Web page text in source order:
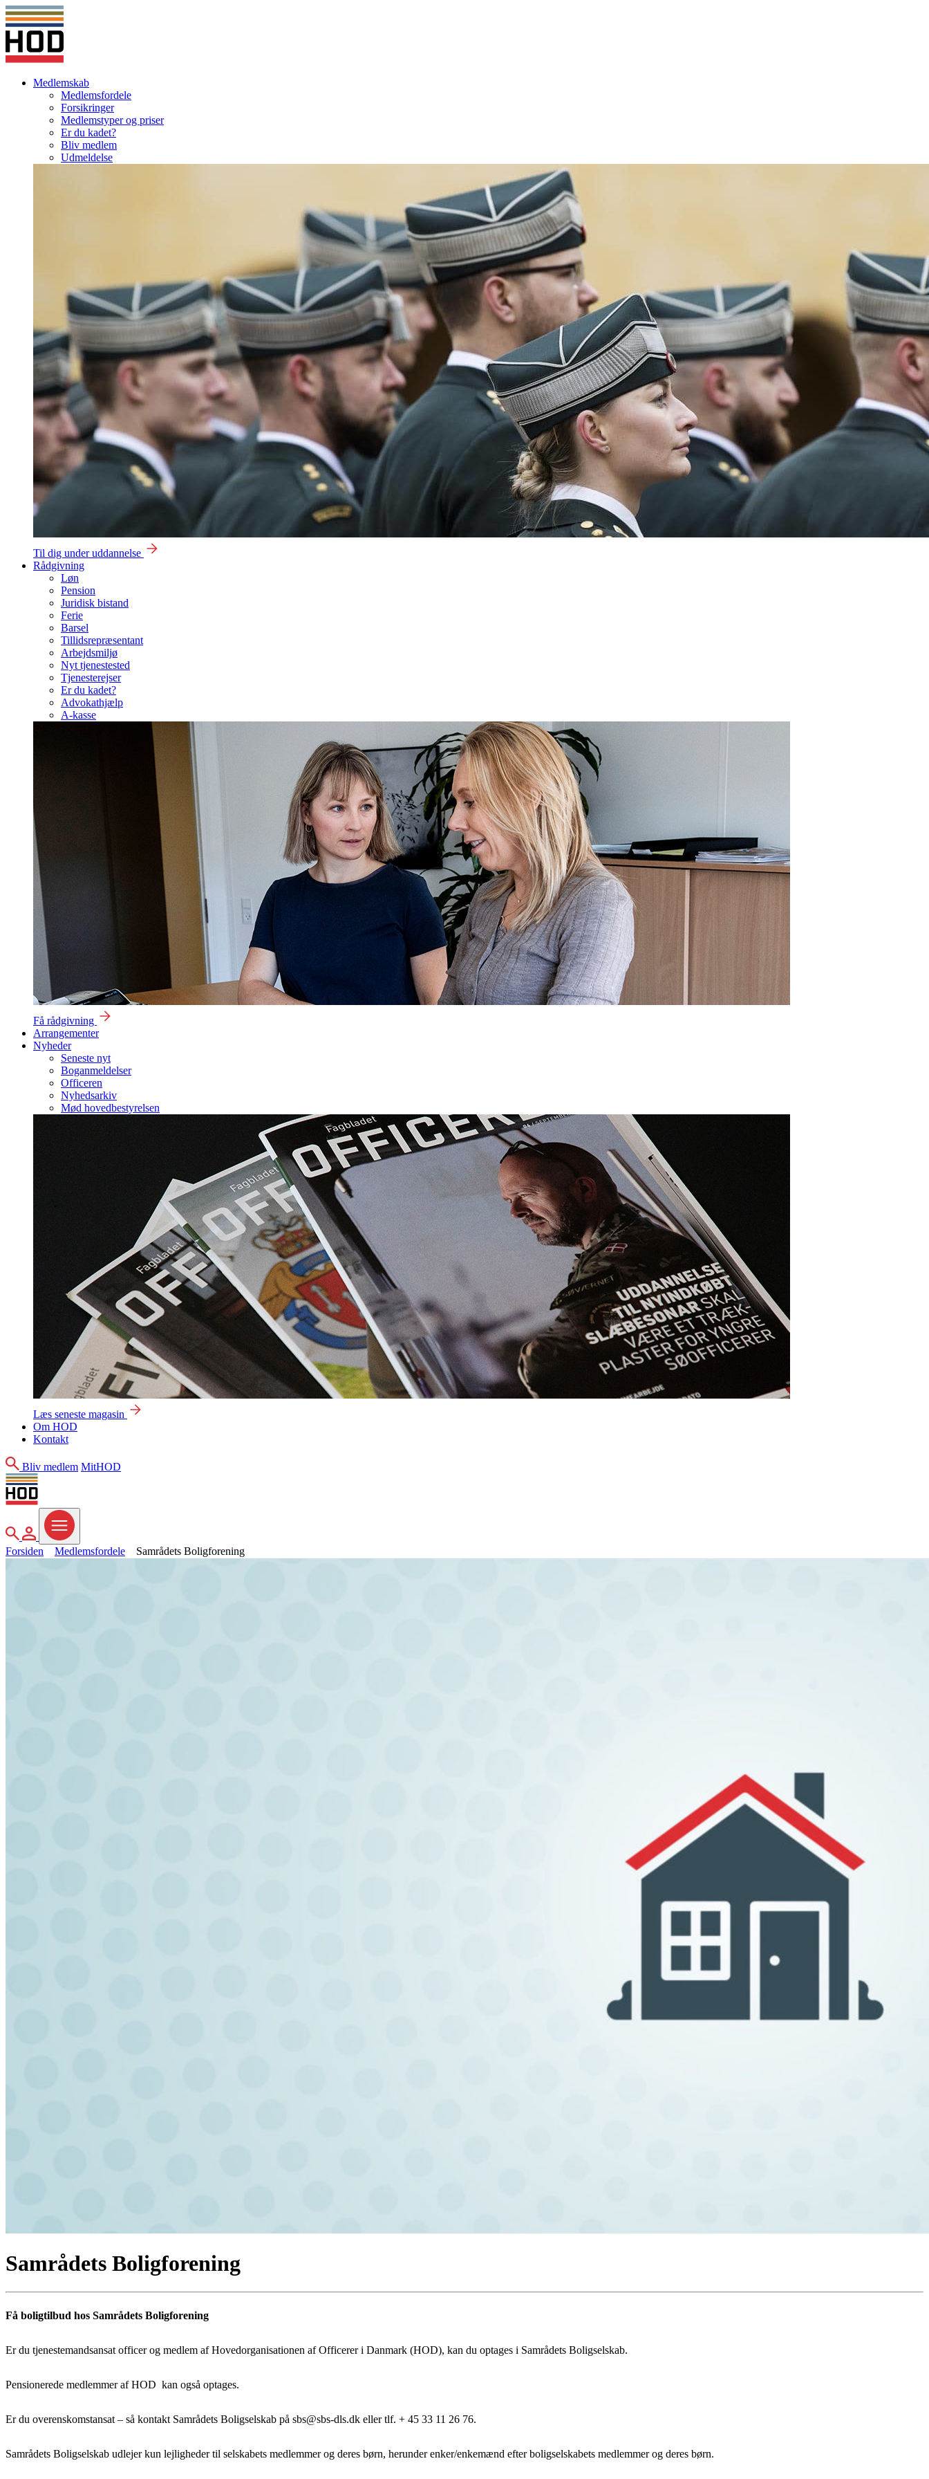
Medlemskab
Medlemsfordele
Forsikringer
Medlemstyper og priser
Er du kadet?
Bliv medlem
Udmeldelse
Til dig under uddannelse
Rådgivning
Løn
Pension
Juridisk bistand
Ferie
Barsel
Tillidsrepræsentant
Arbejdsmiljø
Nyt tjenestested
Tjenesterejser
Er du kadet?
Advokathjælp
A-kasse
Få rådgivning
Arrangementer
Nyheder
Seneste nyt
Boganmeldelser
Officeren
Nyhedsarkiv
Mød hovedbestyrelsen
Læs seneste magasin
Om HOD
Kontakt
Søg
Bliv medlem MitHOD
MitHOD
Menu
Forsiden Medlemsfordele Samrådets Boligforening
Samrådets Boligforening
Få boligtilbud hos Samrådets Boligforening
Er du tjenestemandsansat officer og medlem af Hovedorganisationen af Officerer i Danmark (HOD), kan du optages i Samrådets Boligselskab.
Pensionerede medlemmer af HOD kan også optages.
Er du overenskomstansat – så kontakt Samrådets Boligselskab på sbs@sbs-dls.dk eller tlf. + 45 33 11 26 76.
Samrådets Boligselskab udlejer kun lejligheder til selskabets medlemmer og deres børn, herunder enker/enkemænd efter boligselskabets medlemmer og deres børn.